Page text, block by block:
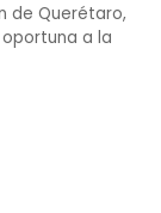
de Querétaro,
a la